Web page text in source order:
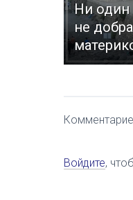
Ни один
не
Войдите,